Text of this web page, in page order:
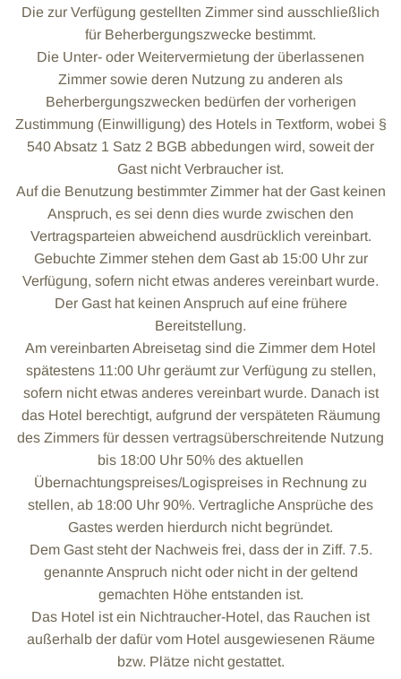
Die zur Verfügung gestellten Zimmer sind ausschließlich
für Beherbergungszwecke bestimmt.
Die Unter- oder Weitervermietung der überlassenen
Zimmer sowie deren Nutzung zu anderen als
Beherbergungszwecken bedürfen der vorherigen
Zustimmung (Einwilligung) des Hotels in Textform, wobei §
540 Absatz 1 Satz 2 BGB abbedungen wird, soweit der
Gast nicht Verbraucher ist.
Auf die Benutzung bestimmter Zimmer hat der Gast keinen
Anspruch, es sei denn dies wurde zwischen den
Vertragsparteien abweichend ausdrücklich vereinbart.
Gebuchte Zimmer stehen dem Gast ab 15:00 Uhr zur
Verfügung, sofern nicht etwas anderes vereinbart wurde.
Der Gast hat keinen Anspruch auf eine frühere
Bereitstellung.
Am vereinbarten Abreisetag sind die Zimmer dem Hotel
spätestens 11:00 Uhr geräumt zur Verfügung zu stellen,
sofern nicht etwas anderes vereinbart wurde. Danach ist
das Hotel berechtigt, aufgrund der verspäteten Räumung
des Zimmers für dessen vertragsüberschreitende Nutzung
bis 18:00 Uhr 50% des aktuellen
Übernachtungspreises/Logispreises in Rechnung zu
stellen, ab 18:00 Uhr 90%. Vertragliche Ansprüche des
Gastes werden hierdurch nicht begründet.
Dem Gast steht der Nachweis frei, dass der in Ziff. 7.5.
genannte Anspruch nicht oder nicht in der geltend
gemachten Höhe entstanden ist.
Das Hotel ist ein Nichtraucher-Hotel, das Rauchen ist
außerhalb der dafür vom Hotel ausgewiesenen Räume
bzw. Plätze nicht gestattet.